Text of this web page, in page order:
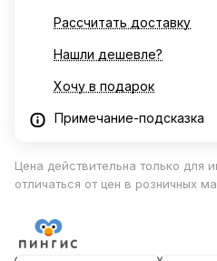
Рассчитать доставку
Нашли дешевле?
Хочу в подарок
Примечание-подсказка
Цена действительна только для
отличаться от цен в розничных